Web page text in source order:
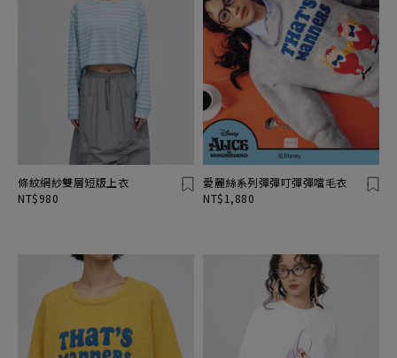
條紋網紗雙層短版上衣
NT$980
愛麗絲系列彈彈叮彈彈噹毛衣
NT$1,880